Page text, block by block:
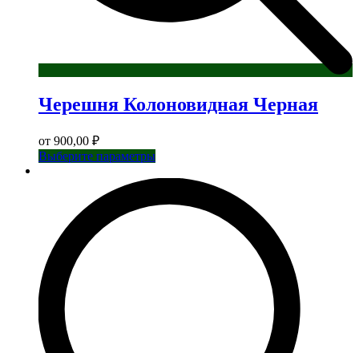
Черешня Колоновидная Черная
от 900,00 ₽
Выберите параметрыЭтот
вариаций.